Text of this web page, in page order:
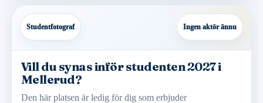
Studentfotograf Ingen aktör ännu
Vill du synas inför studenten 2027 i
Mellerud?
Den här platsen är ledig för dig som erbjuder